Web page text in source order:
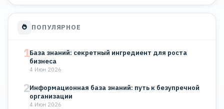
ПОПУЛЯРНОЕ
1База знаний: секретный ингредиент для роста
бизнеса
4 Июн 2026
2Информационная база знаний: путь к безупречной
организации
4 Июн 2026